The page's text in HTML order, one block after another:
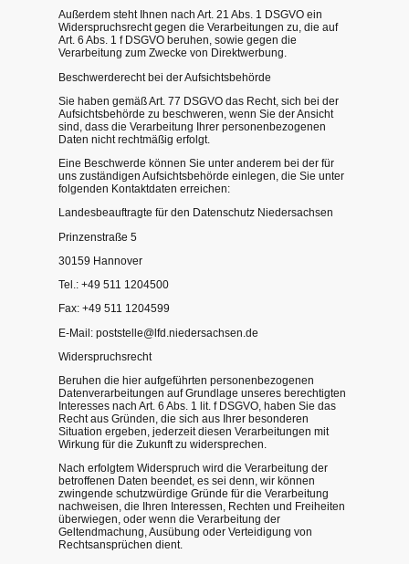
Außerdem steht Ihnen nach Art. 21 Abs. 1 DSGVO ein
Widerspruchsrecht gegen die Verarbeitungen zu, die auf
Art. 6 Abs. 1 f DSGVO beruhen, sowie gegen die
Verarbeitung zum Zwecke von Direktwerbung.
Beschwerderecht bei der Aufsichtsbehörde
Sie haben gemäß Art. 77 DSGVO das Recht, sich bei der
Aufsichtsbehörde zu beschweren, wenn Sie der Ansicht
sind, dass die Verarbeitung Ihrer personenbezogenen
Daten nicht rechtmäßig erfolgt.
Eine Beschwerde können Sie unter anderem bei der für
uns zuständigen Aufsichtsbehörde einlegen, die Sie unter
folgenden Kontaktdaten erreichen:
Landesbeauftragte für den Datenschutz Niedersachsen
Prinzenstraße 5
30159 Hannover
Tel.: +49 511 1204500
Fax: +49 511 1204599
E-Mail: poststelle@lfd.niedersachsen.de
Widerspruchsrecht
Beruhen die hier aufgeführten personenbezogenen
Datenverarbeitungen auf Grundlage unseres berechtigten
Interesses nach Art. 6 Abs. 1 lit. f DSGVO, haben Sie das
Recht aus Gründen, die sich aus Ihrer besonderen
Situation ergeben, jederzeit diesen Verarbeitungen mit
Wirkung für die Zukunft zu widersprechen.
Nach erfolgtem Widerspruch wird die Verarbeitung der
betroffenen Daten beendet, es sei denn, wir können
zwingende schutzwürdige Gründe für die Verarbeitung
nachweisen, die Ihren Interessen, Rechten und Freiheiten
überwiegen, oder wenn die Verarbeitung der
Geltendmachung, Ausübung oder Verteidigung von
Rechtsansprüchen dient.